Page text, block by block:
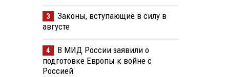
3
Законы, вступающие в силу в
августе
4
В МИД России заявили о
подготовке Европы к войне с
Россией